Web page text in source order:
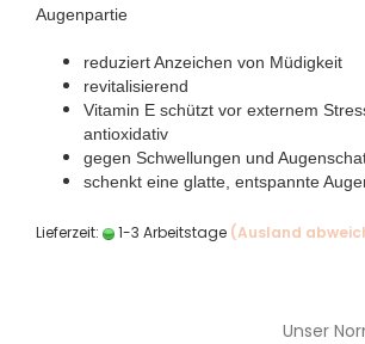
Augenpartie
reduziert Anzeichen von Müdigkeit
revitalisierend
Vitamin E schützt vor externem
antioxidativ
gegen Schwellungen und
schenkt eine glatte, entspannte
Lieferzeit: 1-3 Arbeitstage (Ausland
Unser